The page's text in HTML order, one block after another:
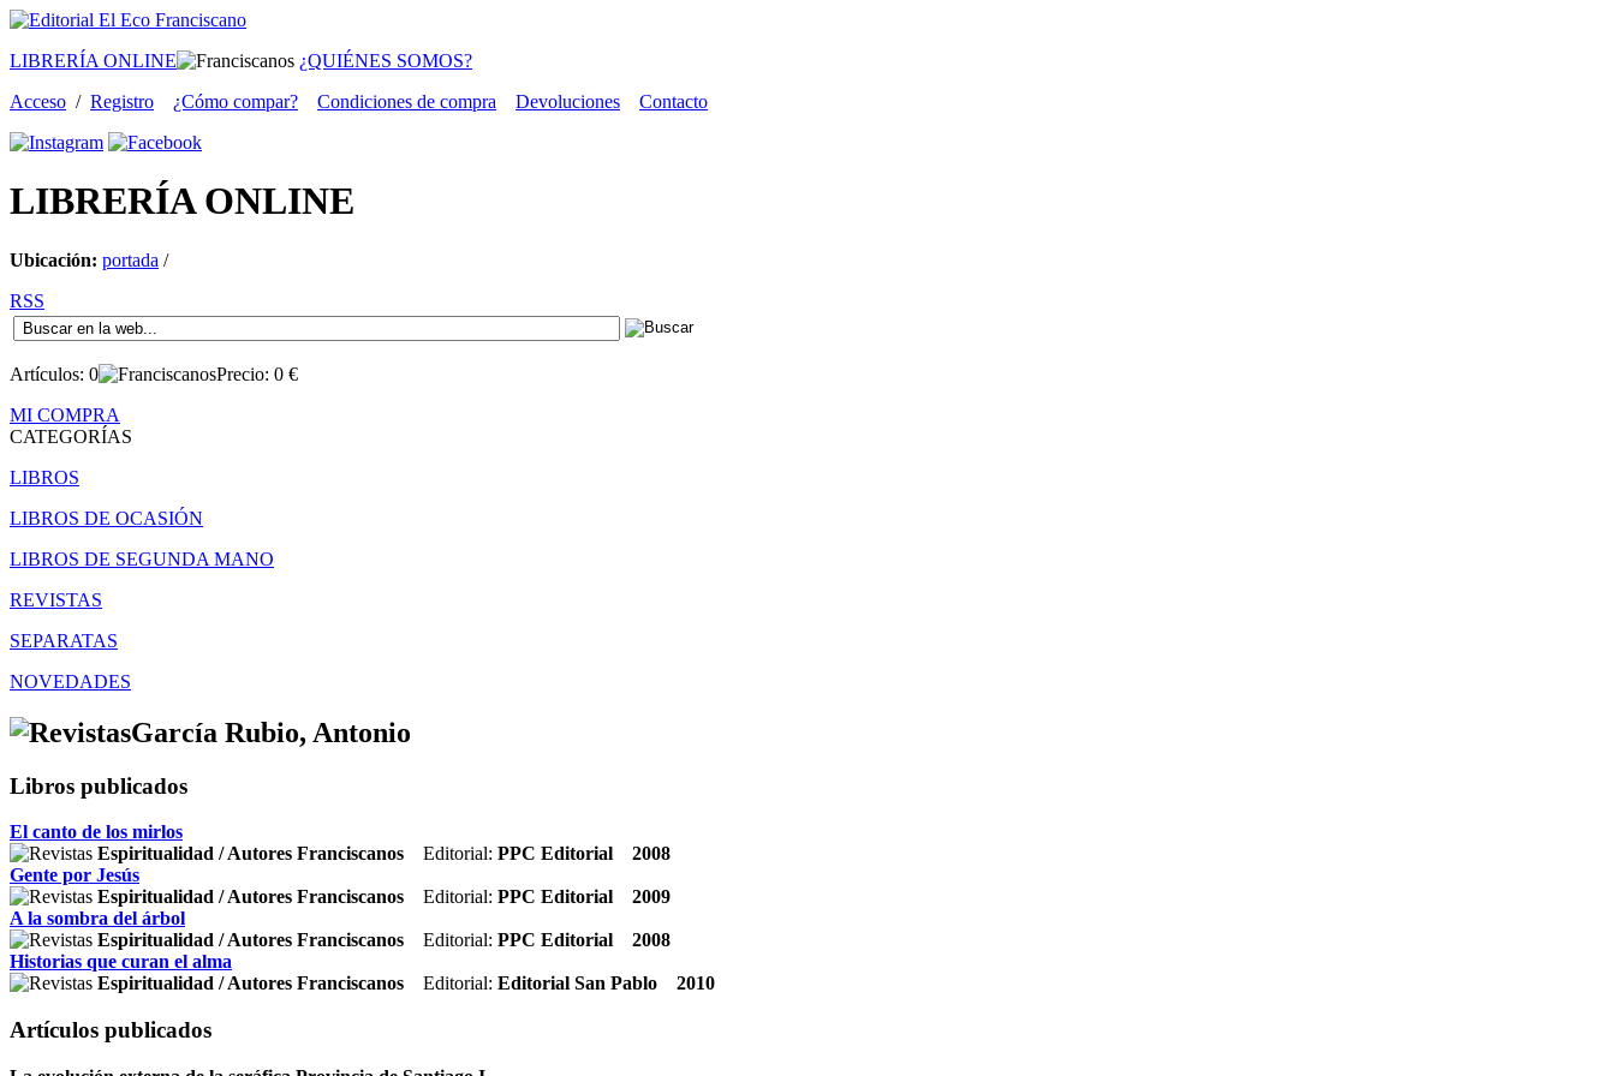
LIBRERÍA ONLINE
¿QUIÉNES SOMOS?
Acceso / Registro ¿Cómo compar? Condiciones de compra Devoluciones Contacto
LIBRERÍAONLINE
Ubicación: portada /
RSS
Artículos: 0 Precio: 0 €
MI COMPRA
CATEGORÍAS
LIBROS
LIBROS DE OCASIÓN
LIBROS DE SEGUNDA MANO
REVISTAS
SEPARATAS
NOVEDADES
García Rubio, Antonio
Libros publicados
El canto de los mirlos
Espiritualidad / Autores Franciscanos Editorial: PPC Editorial
2008
Gente por Jesús
Espiritualidad / Autores Franciscanos Editorial: PPC Editorial
2009
A la sombra del árbol
Espiritualidad / Autores Franciscanos Editorial: PPC Editorial
2008
Historias que curan el alma
Espiritualidad / Autores Franciscanos Editorial: Editorial San Pablo 2010
Artículos publicados